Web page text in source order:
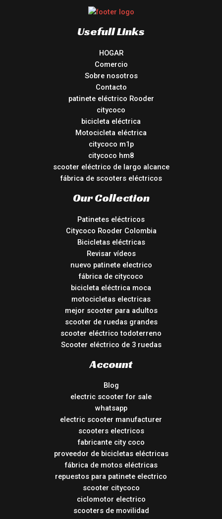
Usefull Links
HOGAR
Comercio
Sobre nosotros
Contacto
patinete eléctrico Rooder
citycoco
bicicleta eléctrica
Motocicleta eléctrica
citycoco m1p
citycoco hm8
scooter eléctrico de largo alcance
fábrica de scooters eléctricos
Our Collection
Patinetes eléctricos
Citycoco Rooder Colombia
Bicicletas eléctricas
Revisar vídeos
nuevo patinete electrico
fábrica de citycoco
bicicleta eléctrica moca
motocicletas electricas
mejor scooter para adultos
scooter de ruedas grandes
scooter eléctrico todoterreno
Scooter eléctrico de 3 ruedas
Account
Blog
electric scooter for sale
whatsapp
electric scooter manufacturer
scooters electricos
fabricante city coco
proveedor de bicicletas eléctricas
fábrica de motos eléctricas
repuestos para patinete electrico
scooter citycoco
ciclomotor electrico
scooters de movilidad